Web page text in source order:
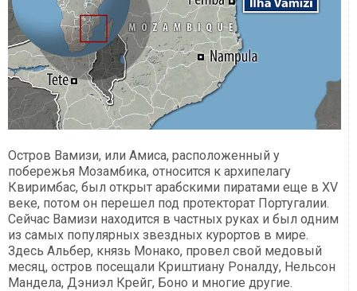
Остров Вамизи, или Амиса, расположенный у
побережья Мозамбика, относится к архипелагу
Квиримбас, был открыт арабскими пиратами еще в XV
веке, потом он перешел под протекторат Португалии.
Сейчас Вамизи находится в частных руках и был одним
из самых популярных звездных курортов в мире.
Здесь Альбер, князь Монако, провел свой медовый
месяц, остров посещали Криштиану Роналду, Нельсон
Мандела, Дэниэл Крейг, Боно и многие другие.